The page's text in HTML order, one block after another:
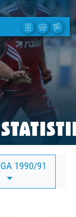
1990/91